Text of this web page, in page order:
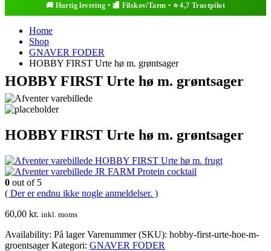
Home
Shop
GNAVER FODER
HOBBY FIRST Urte hø m. grøntsager
HOBBY FIRST Urte hø m. grøntsager
HOBBY FIRST Urte hø m. grøntsager
HOBBY FIRST Urte hø m. frugt
JR FARM Protein cocktail
0 out of 5
( Der er endnu ikke nogle anmeldelser. )
60,00 kr. inkl. moms
Availability: På lager Varenummer (SKU): hobby-first-urte-hoe-m-
groentsager Kategori: GNAVER FODER